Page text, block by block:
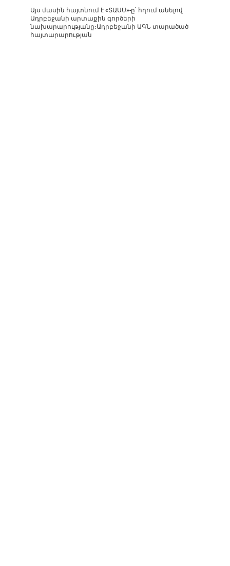
Այս մասին հայտնում է «ՏԱՍՍ»-ը՝ հղում անելով
Ադրբեջանի արտաքին գործերի
նախարարությանը։Ադրբեջանի ԱԳՆ տարածած
հայտարարության